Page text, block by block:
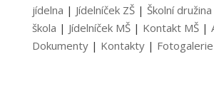
jídelna | Jídelníček ZŠ| Školní družina
škola | Jídelníček MŠ| Kontakt MŠ|
Dokumenty| Kontakty| Fotogalerie